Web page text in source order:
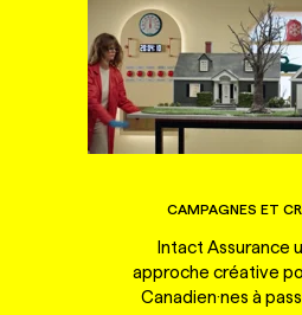
CAMPAGNES ET
Intact Assurance
approche créative
Canadien·nes à